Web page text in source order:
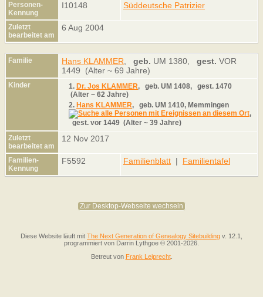
Personen-
Kennung
I10148 Süddeutsche Patrizier
Zuletzt
bearbeitet am
6 Aug 2004
Familie Hans KLAMMER geb. UM 1380, gest. VOR
1449 (Alter ~ 69 Jahre)
Kinder 1. Dr. Jos KLAMMER, geb. UM 1408, gest. 1470
(Alter ~ 62 Jahre)
2. Hans KLAMMER, geb. UM 1410, Memmingen
,
gest. vor 1449 (Alter ~ 39 Jahre)
Zuletzt
bearbeitet am
12 Nov 2017
Familien-
Kennung
F5592 Familienblatt | Familientafel
Zur Desktop-Webseite wechseln
Diese Website läuft mit The Next Generation of Genealogy Sitebuilding v. 12.1,
programmiert von Darrin Lythgoe © 2001-2026.
Betreut von Frank Leiprecht.